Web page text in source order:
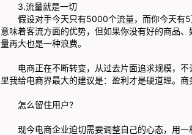
3.流量就是一切
假设对手今天只有5000个流量，而你今天有
意味着客流方面的优势，但如果你没有好的商品
量再大也是一种浪费。
电商正在不断转变，从过去片面追求规模，
里我给电商界最大的建议是：盈利才是硬道理。
怎么留住用户?
现今电商企业迫切需要调整自己的心态，用